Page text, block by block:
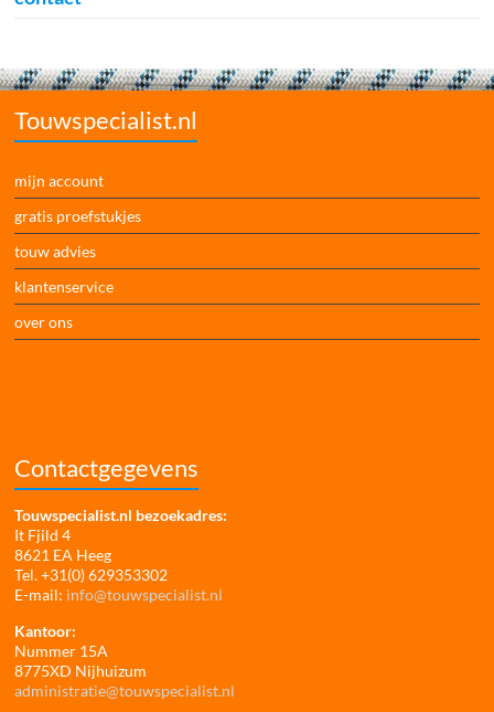
Touwspecialist.nl
mijn account
gratis proefstukjes
touw advies
klantenservice
over ons
Contactgegevens
Touwspecialist.nl bezoekadres:
It Fjild 4
8621 EA Heeg
Tel. +31(0) 629353302
E-mail: info@touwspecialist.nl
Kantoor:
Nummer 15A
8775XD Nijhuizum
administratie@touwspecialist.nl